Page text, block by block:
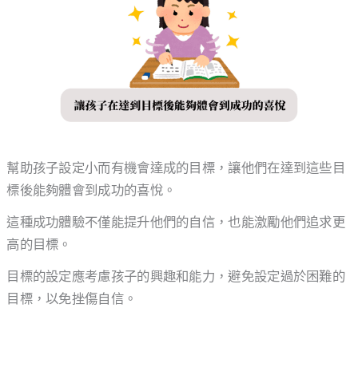
幫助孩子設定小而有機會達成的目標，讓他們在達到這些目
標後能夠體會到成功的喜悅。
這種成功體驗不僅能提升他們的自信，也能激勵他們追求更
高的目標。
目標的設定應考慮孩子的興趣和能力，避免設定過於困難的
目標，以免挫傷自信。